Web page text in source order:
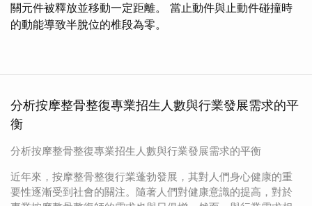
關元件被釋放並移動一定距離。 當止動件與止動件碰撞時
的動能導致半脫位的椎段為零。
分析按摩整骨整復專業招生人數與行業發展需求的平
衡
分析按摩整骨整復專業招生人數與行業發展需求的平衡
近年來，按摩整骨整復行業蓬勃發展，其對人們身心健康的重
要性逐漸受到社會的關注。隨著人們對健康意識的提高，對於